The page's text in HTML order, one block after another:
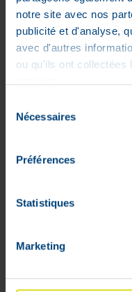
notre site avec nos
publicité et d'analyse,
avec d'autres
ou qu'ils ont collectées
Nécessaires
Préférences
Statistiques
Marketing
Comprimés
En stock